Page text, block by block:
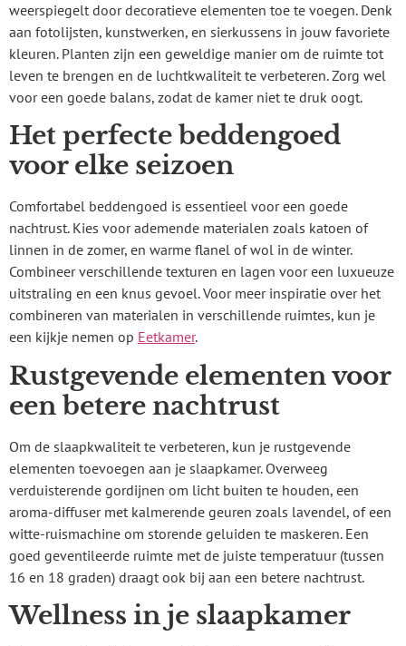
weerspiegelt door decoratieve elementen toe te voegen. Denk
aan fotolijsten, kunstwerken, en sierkussens in jouw favoriete
kleuren. Planten zijn een geweldige manier om de ruimte tot
leven te brengen en de luchtkwaliteit te verbeteren. Zorg wel
voor een goede balans, zodat de kamer niet te druk oogt.
Het perfecte beddengoed
voor elke seizoen
Comfortabel beddengoed is essentieel voor een goede
nachtrust. Kies voor ademende materialen zoals katoen of
linnen in de zomer, en warme flanel of wol in de winter.
Combineer verschillende texturen en lagen voor een luxueuze
uitstraling en een knus gevoel. Voor meer inspiratie over het
combineren van materialen in verschillende ruimtes, kun je
een kijkje nemen op Eetkamer.
Rustgevende elementen voor
een betere nachtrust
Om de slaapkwaliteit te verbeteren, kun je rustgevende
elementen toevoegen aan je slaapkamer. Overweeg
verduisterende gordijnen om licht buiten te houden, een
aroma-diffuser met kalmerende geuren zoals lavendel, of een
witte-ruismachine om storende geluiden te maskeren. Een
goed geventileerde ruimte met de juiste temperatuur (tussen
16 en 18 graden) draagt ook bij aan een betere nachtrust.
Wellness in je slaapkamer